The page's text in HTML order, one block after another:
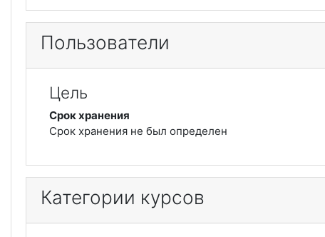
Пользователи
Цель
Срок хранения
Срок хранения не был определен
Категории курсов